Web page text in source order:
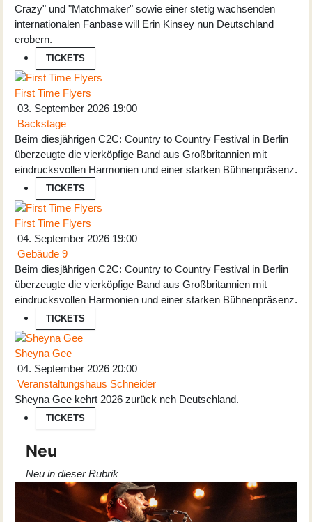
Crazy" und "Matchmaker" sowie einer stetig wachsenden
internationalen Fanbase will Erin Kinsey nun Deutschland
erobern.
TICKETS
First Time Flyers
03. September 2026 19:00
Backstage
Beim diesjährigen C2C: Country to Country Festival in Berlin
überzeugte die vierköpfige Band aus Großbritannien mit
eindrucksvollen Harmonien und einer starken Bühnenpräsenz.
TICKETS
First Time Flyers
04. September 2026 19:00
Gebäude 9
Beim diesjährigen C2C: Country to Country Festival in Berlin
überzeugte die vierköpfige Band aus Großbritannien mit
eindrucksvollen Harmonien und einer starken Bühnenpräsenz.
TICKETS
Sheyna Gee
04. September 2026 20:00
Veranstaltungshaus Schneider
Sheyna Gee kehrt 2026 zurück nch Deutschland.
TICKETS
Neu
Neu in dieser Rubrik